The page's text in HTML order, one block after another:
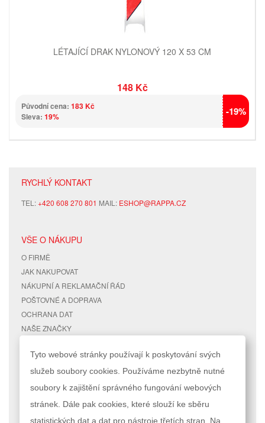
LÉTAJÍCÍ DRAK NYLONOVÝ 120 X 53 CM
148 Kč
Původní cena: 183 Kč
Sleva: 19% -19%
RYCHLÝ KONTAKT
TEL:+420 608 270 801 MAIL: ESHOP@RAPPA.CZ
VŠE O NÁKUPU
O FIRMĚ
JAK NAKUPOVAT
NÁKUPNÍ A REKLAMAČNÍ ŘÁD
POŠTOVNÉ A DOPRAVA
OCHRANA DAT
NAŠE ZNAČKY
RYCHLÉ ODKAZY
MAPA STRÁNEK
VYHLEDÁVANÉ TERMÍNY
POKROČILÉ VYHLEDÁVÁNÍ
ÚČET
MŮJ ÚČET
STAV OBJEDNÁVKY
Tyto webové stránky používají k poskytování svých
služeb soubory cookies. Používáme nezbytně nutné
soubory k zajištění správného fungování webových
stránek. Dále pak cookies, které slouží ke sběru
statistických dat a dat pro nástroje třetích stran. Na